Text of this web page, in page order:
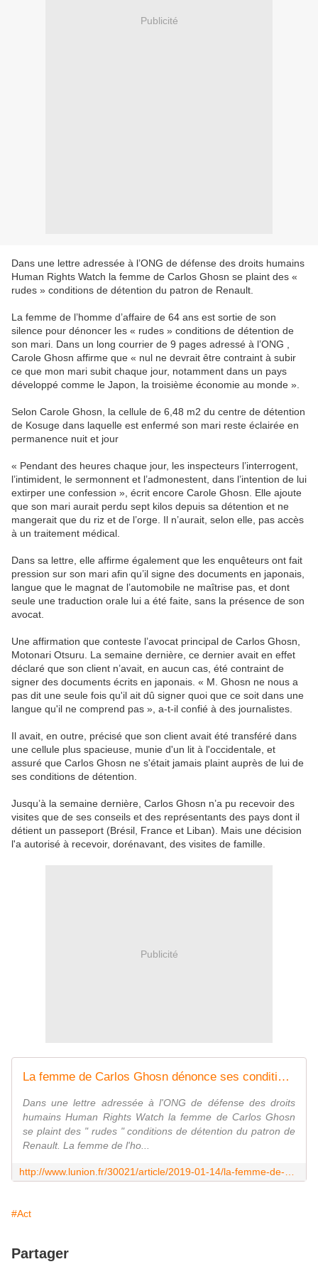
Publicité
Dans une lettre adressée à l’ONG de défense des droits humains
Human Rights Watch la femme de Carlos Ghosn se plaint des «
rudes » conditions de détention du patron de Renault.
La femme de l’homme d’affaire de 64 ans est sortie de son
silence pour dénoncer les « rudes » conditions de détention de
son mari. Dans un long courrier de 9 pages adressé à l’ONG ,
Carole Ghosn affirme que « nul ne devrait être contraint à subir
ce que mon mari subit chaque jour, notamment dans un pays
développé comme le Japon, la troisième économie au monde ».
Selon Carole Ghosn, la cellule de 6,48 m2 du centre de détention
de Kosuge dans laquelle est enfermé son mari reste éclairée en
permanence nuit et jour
« Pendant des heures chaque jour, les inspecteurs l’interrogent,
l’intimident, le sermonnent et l’admonestent, dans l’intention de lui
extirper une confession », écrit encore Carole Ghosn. Elle ajoute
que son mari aurait perdu sept kilos depuis sa détention et ne
mangerait que du riz et de l’orge. Il n’aurait, selon elle, pas accès
à un traitement médical.
Dans sa lettre, elle affirme également que les enquêteurs ont fait
pression sur son mari afin qu’il signe des documents en japonais,
langue que le magnat de l’automobile ne maîtrise pas, et dont
seule une traduction orale lui a été faite, sans la présence de son
avocat.
Une affirmation que conteste l’avocat principal de Carlos Ghosn,
Motonari Otsuru. La semaine dernière, ce dernier avait en effet
déclaré que son client n’avait, en aucun cas, été contraint de
signer des documents écrits en japonais. « M. Ghosn ne nous a
pas dit une seule fois qu'il ait dû signer quoi que ce soit dans une
langue qu'il ne comprend pas », a-t-il confié à des journalistes.
Il avait, en outre, précisé que son client avait été transféré dans
une cellule plus spacieuse, munie d'un lit à l'occidentale, et
assuré que Carlos Ghosn ne s'était jamais plaint auprès de lui de
ses conditions de détention.
Jusqu’à la semaine dernière, Carlos Ghosn n’a pu recevoir des
visites que de ses conseils et des représentants des pays dont il
détient un passeport (Brésil, France et Liban). Mais une décision
l'a autorisé à recevoir, dorénavant, des visites de famille.
Publicité
La femme de Carlos Ghosn dénonce ses conditions de détention
Dans une lettre adressée à l'ONG de défense des droits
humains Human Rights Watch la femme de Carlos Ghosn
se plaint des " rudes " conditions de détention du patron de
Renault. La femme de l'ho...
#Act
Partager